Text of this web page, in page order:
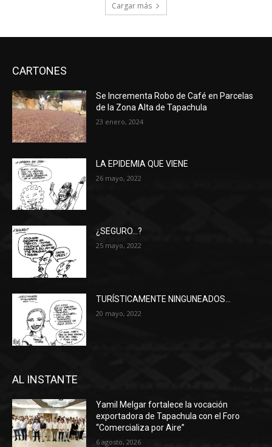
Cargar más
CARTONES
Se Incrementa Robo de Café en Parcelas
de la Zona Alta de Tapachula
23 enero, 2024
LA EPIDEMIA QUE VIENE
26 mayo, 2022
¿SEGURO…?
25 mayo, 2022
TURÍSTICAMENTE NINGUNEADOS…
20 mayo, 2022
AL INSTANTE
Yamil Melgar fortalece la vocación
exportadora de Tapachula con el Foro
“Comercializa por Aire”
6 agosto, 2026